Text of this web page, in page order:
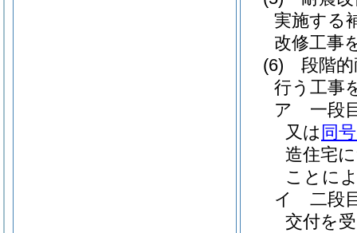
実施する
改修工事
(6)
段階
行う工事
ア
一段
又は 同
造住宅
ことに
イ
二段
交付を